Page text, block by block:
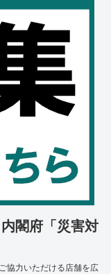
閣府「災害対
協力いただける店舗を広